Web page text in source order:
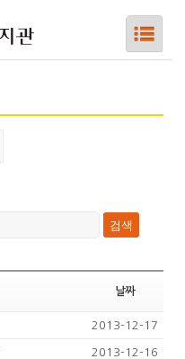
날짜
2013-12-17
2013-12-16